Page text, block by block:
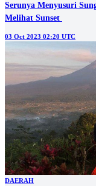
Serunya Menyusuri
Melihat Sunset
03 Oct 2023 02:20 UTC
DAERAH